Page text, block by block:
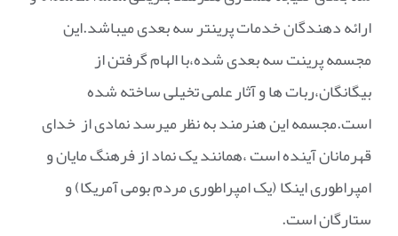
ارائه دهندگان خدمات پرینتر سه بعدی میباشد.این
مجسمه پرینت سه بعدی شده،با الهام گرفتن از
بیگانگان،ربات ها و آثار علمی تخیلی ساخته شده
است.مجسمه این هنرمند به نظر میرسد نمادی از خدای
قهرمانان آینده است ،همانند یک نماد از فرهنگ مایان و
امپراطوری اینکا (یک امپراطوری مردم بومی آمریکا) و
ستارگان است.